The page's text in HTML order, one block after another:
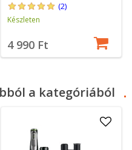
(2)
Készleten
4 990 Ft
a kategóriából